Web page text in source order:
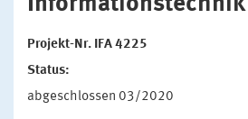
Projekt-Nr. IFA 4225
Status:
abgeschlossen 03/2020